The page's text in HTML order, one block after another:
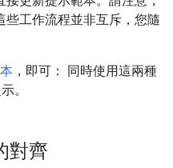
工作流程並非互斥，您隨
，即可： 同時使用這兩種
。
對齊